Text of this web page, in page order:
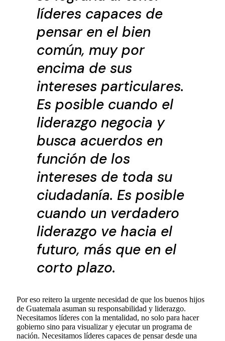
líderes capaces de
pensar en el bien
común, muy por
encima de sus
intereses particulares.
Es posible cuando el
liderazgo negocia y
busca acuerdos en
función de los
intereses de toda su
ciudadanía. Es posible
cuando un verdadero
liderazgo ve hacia el
futuro, más que en el
corto plazo.
Por eso reitero la urgente necesidad de que los buenos hijos
de Guatemala asuman su responsabilidad y liderazgo.
Necesitamos líderes con la mentalidad, no solo para hacer
gobierno sino para visualizar y ejecutar un programa de
nación. Necesitamos líderes capaces de pensar desde una